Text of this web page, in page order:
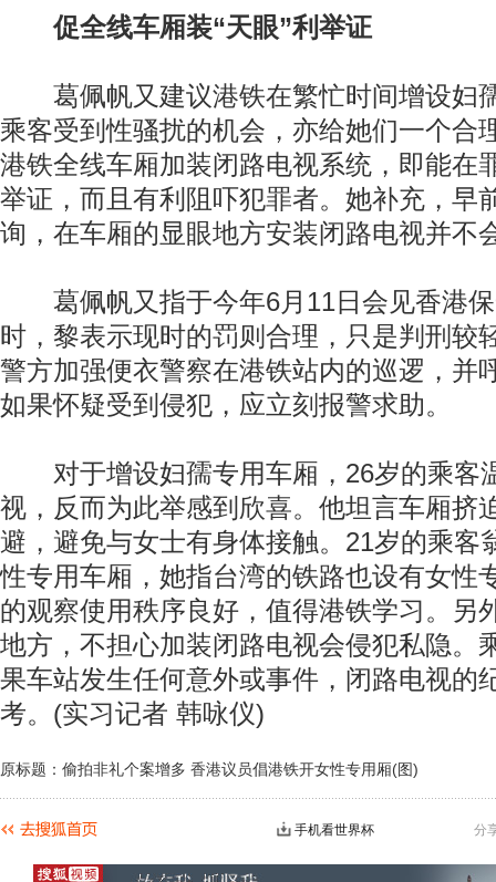
促全线车厢装“天眼”利举证
葛佩帆又建议港铁在繁忙时间增设妇
乘客受到性骚扰的机会，亦给她们一个合
港铁全线车厢加装闭路电视系统，即能在
举证，而且有利阻吓犯罪者。她补充，早
询，在车厢的显眼地方安装闭路电视并不
葛佩帆又指于今年6月11日会见香港保
时，黎表示现时的罚则合理，只是判刑较
警方加强便衣警察在港铁站内的巡逻，并
如果怀疑受到侵犯，应立刻报警求助。
对于增设妇孺专用车厢，26岁的乘客
视，反而为此举感到欣喜。他坦言车厢挤
避，避免与女士有身体接触。21岁的乘客
性专用车厢，她指台湾的铁路也设有女性
的观察使用秩序良好，值得港铁学习。另
地方，不担心加装闭路电视会侵犯私隐。
果车站发生任何意外或事件，闭路电视的
考。(实习记者 韩咏仪)
原标题：偷拍非礼个案增多 香港议员倡港铁开女性专用厢(图)
分
手机看世界杯